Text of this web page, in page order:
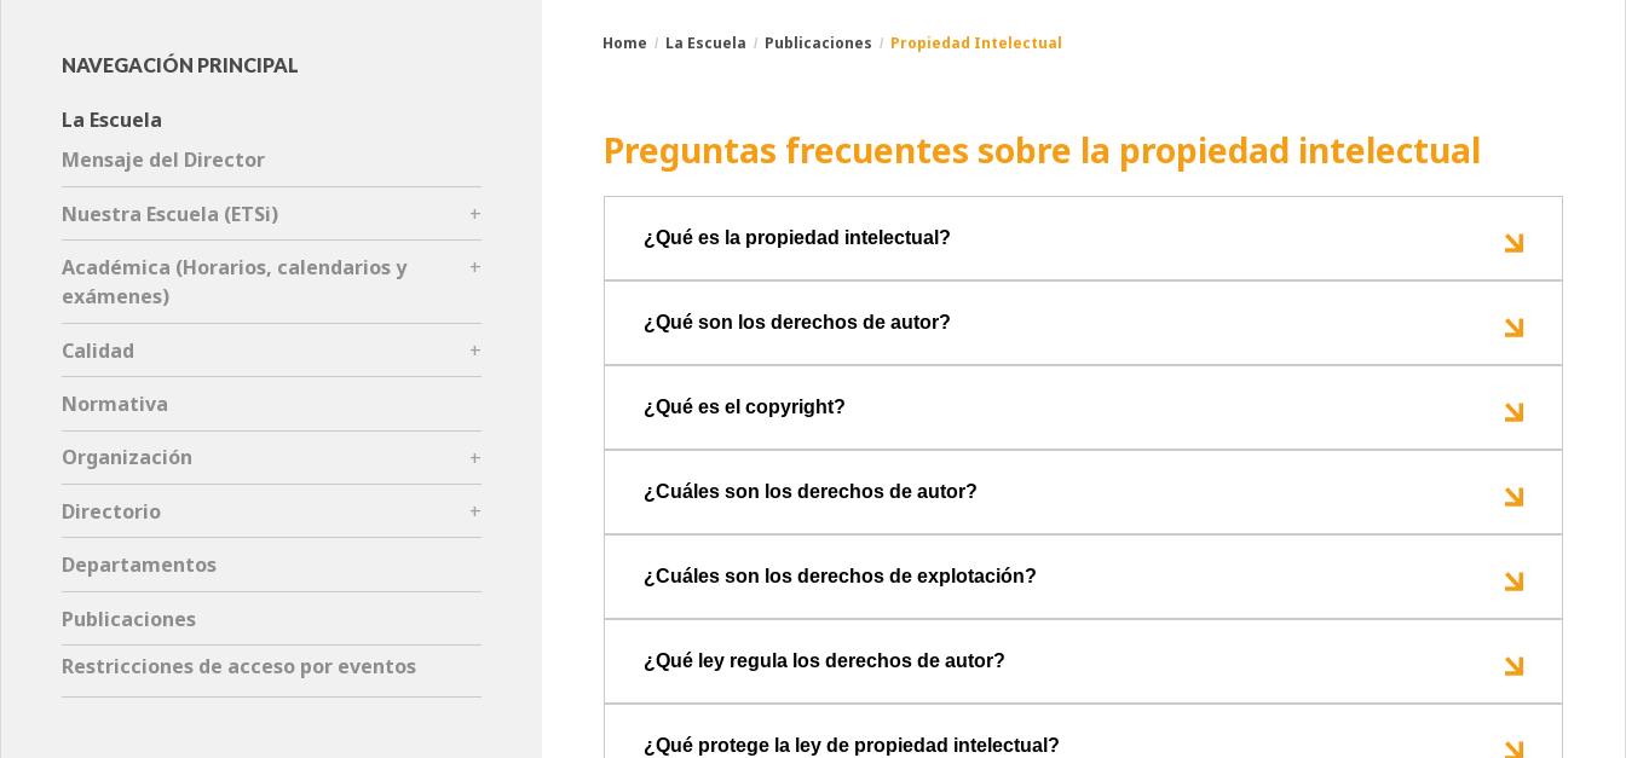
are
here:
Home La Escuela Publicaciones Propiedad Intelectual
Preguntas frecuentes sobre la propiedad intelectual
¿Qué es la propiedad intelectual?
¿Qué son los derechos de autor?
¿Qué es el copyright?
¿Cuáles son los derechos de autor?
¿Cuáles son los derechos de explotación?
¿Qué ley regula los derechos de autor?
¿Qué protege la ley de propiedad intelectual?
NAVEGACIÓN PRINCIPAL
La Escuela
Mensaje del Director
Nuestra Escuela (ETSi)
Académica (Horarios, calendarios y
exámenes)
Calidad
Normativa
Organización
Directorio
Departamentos
Publicaciones
Restricciones de acceso por eventos